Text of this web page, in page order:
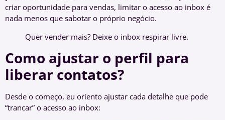
criar oportunidade para vendas, limitar o acesso ao inbox é
nada menos que sabotar o próprio negócio.
Quer vender mais? Deixe o inbox respirar livre.
Como ajustar o perfil para
liberar contatos?
Desde o começo, eu oriento ajustar cada detalhe que pode
“trancar” o acesso ao inbox: